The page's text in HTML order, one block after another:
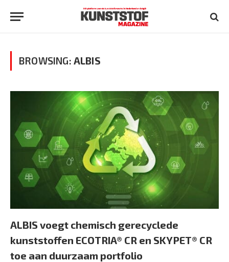
BROWSING: ALBIS
ALBIS voegt chemisch gerecyclede
kunststoffen ECOTRIA® CR en SKYPET® CR
toe aan duurzaam portfolio